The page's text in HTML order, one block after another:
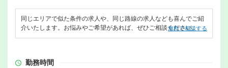
同じエリアで似た条件の求人や、同じ路線の求人なども喜んでご紹
介いたします。お悩みやご希望があれば、ぜひご相談ください。
無料で相談する
勤務時間